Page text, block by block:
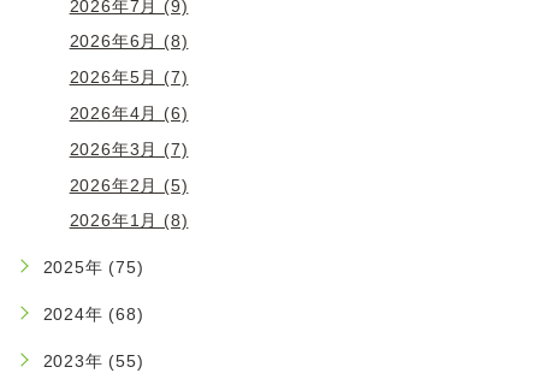
2026年7月 (9)
2026年6月 (8)
2026年5月 (7)
2026年4月 (6)
2026年3月 (7)
2026年2月 (5)
2026年1月 (8)
2025年 (75)
2024年 (68)
2023年 (55)